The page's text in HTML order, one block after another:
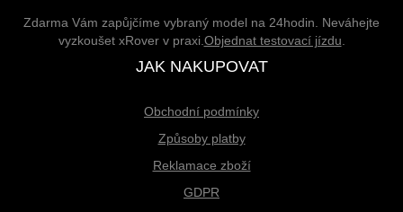
Zdarma Vám zapůjčíme vybraný model na 24hodin. Neváhejte
vyzkoušet xRover v praxi. Objednat testovací jízdu
JAK NAKUPOVAT
Obchodní podmínky
Způsoby platby
Reklamace zboží
GDPR